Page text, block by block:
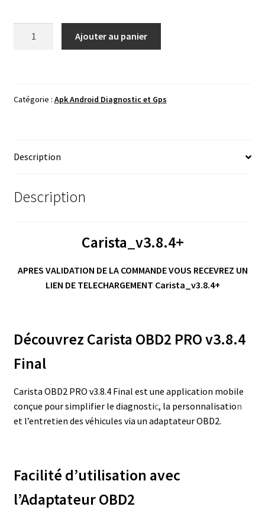
Ajouter au panier
Catégorie : Apk Android Diagnostic et Gps
Description
Description
Carista_v3.8.4+
APRES VALIDATION DE LA COMMANDE VOUS RECEVREZ UN
LIEN DE TELECHARGEMENT Carista_v3.8.4+
Découvrez Carista OBD2 PRO v3.8.4
Final
Carista OBD2 PRO v3.8.4 Final est une application mobile
conçue pour simplifier le diagnostic, la personnalisation
et l’entretien des véhicules via un adaptateur OBD2.
Facilité d’utilisation avec
l’Adaptateur OBD2